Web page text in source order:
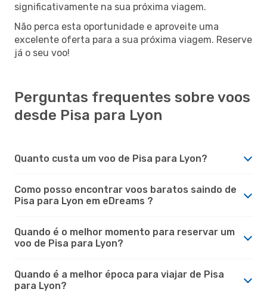
significativamente na sua próxima viagem.
Não perca esta oportunidade e aproveite uma
excelente oferta para a sua próxima viagem. Reserve
já o seu voo!
Perguntas frequentes sobre voos
desde Pisa para Lyon
Quanto custa um voo de Pisa para Lyon?
Como posso encontrar voos baratos saindo de
Pisa para Lyon em eDreams ?
Quando é o melhor momento para reservar um
voo de Pisa para Lyon?
Quando é a melhor época para viajar de Pisa
para Lyon?